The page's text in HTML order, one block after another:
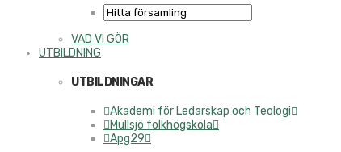
VAD VI GÖR
UTBILDNING
UTBILDNINGAR
Akademi för Ledarskap och Teologi
Mullsjö folkhögskola
Apg29